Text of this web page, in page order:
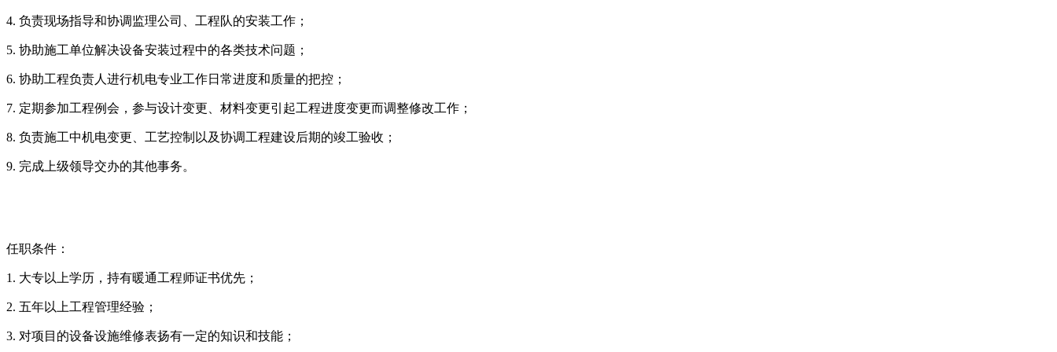
4. 负责现场指导和协调监理公司、工程队的安装工作；
5. 协助施工单位解决设备安装过程中的各类技术问题；
6. 协助工程负责人进行机电专业工作日常进度和质量的把控；
7. 定期参加工程例会，参与设计变更、材料变更引起工程进度变更而调整修改工作；
8. 负责施工中机电变更、工艺控制以及协调工程建设后期的竣工验收；
9. 完成上级领导交办的其他事务。
任职条件：
1. 大专以上学历，持有暖通工程师证书优先；
2. 五年以上工程管理经验；
3. 对项目的设备设施维修表扬有一定的知识和技能；